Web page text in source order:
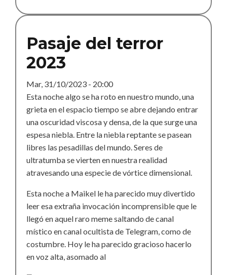
terror
Pasaje del terror
2023
Mar, 31/10/2023 - 20:00
Esta noche algo se ha roto en nuestro mundo, una
grieta en el espacio tiempo se abre dejando entrar
una oscuridad viscosa y densa, de la que surge una
espesa niebla. Entre la niebla reptante se pasean
libres las pesadillas del mundo. Seres de
ultratumba se vierten en nuestra realidad
atravesando una especie de vórtice dimensional.
Esta noche a Maikel le ha parecido muy divertido
leer esa extraña invocación incomprensible que le
llegó en aquel raro meme saltando de canal
místico en canal ocultista de Telegram, como de
costumbre. Hoy le ha parecido gracioso hacerlo
en voz alta, asomado al